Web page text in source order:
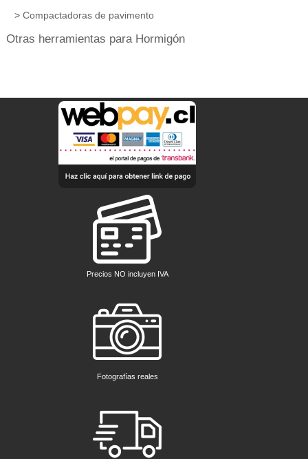
Compactadoras de pavimento
Otras herramientas para Hormigón
Precios NO incluyen IVA
Fotografías reales